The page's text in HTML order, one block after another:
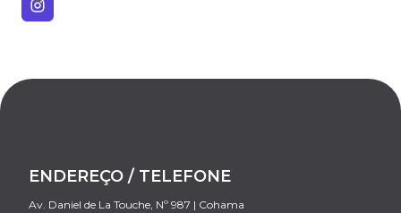
ENDEREÇO / TELEFONE
Av. Daniel de La Touche, Nº 987 | Cohama